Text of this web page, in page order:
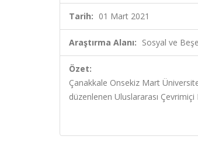
Tarih: 01 Mart 2021
Araştırma Alanı: Sosyal ve
Özet:
Çanakkale Onsekiz Mart
düzenlenen Uluslararası Çevrimiçi